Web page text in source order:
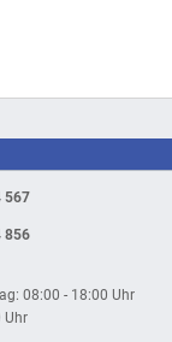
567
856
08:00 - 18:00 Uhr
Uhr